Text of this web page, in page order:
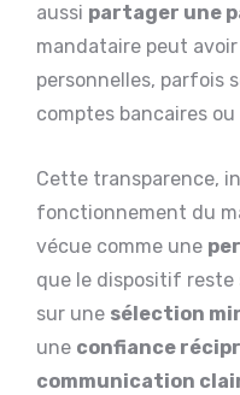
aussi partager une
mandataire peut
personnelles, parfois
comptes bancaires
Cette transparence,
fonctionnement du
vécue comme une
que le dispositif
sur une sélection
une confiance
communication